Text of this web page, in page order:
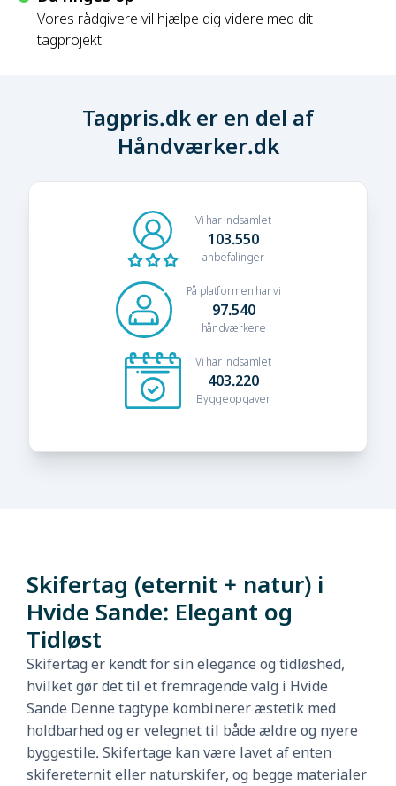
Vores rådgivere vil hjælpe dig videre med dit
tagprojekt
Tagpris.dk er en del af
Håndværker.dk
Vi har indsamlet
103.550
anbefalinger
På platformen har vi
97.540
håndværkere
Vi har indsamlet
403.220
Byggeopgaver
Skifertag (eternit + natur) i
Hvide Sande: Elegant og
Tidløst
Skifertag er kendt for sin elegance og tidløshed,
hvilket gør det til et fremragende valg i Hvide
Sande Denne tagtype kombinerer æstetik med
holdbarhed og er velegnet til både ældre og nyere
byggestile. Skifertage kan være lavet af enten
skifereternit eller naturskifer, og begge materialer